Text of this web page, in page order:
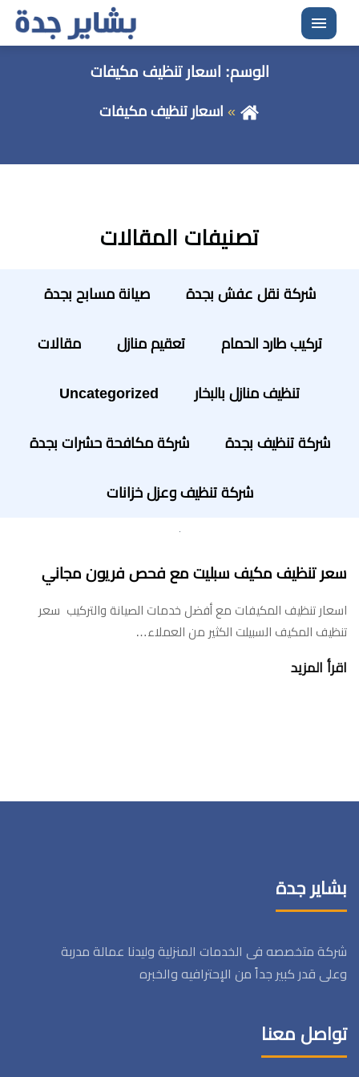
القائمة
الوسم: اسعار تنظيف مكيفات
اسعار تنظيف مكيفات
تصنيفات المقالات
شركة نقل عفش بجدة صيانة مسابح بجدة
تركيب طارد الحمام تعقيم منازل مقالات
تنظيف منازل بالبخار Uncategorized
شركة تنظيف بجدة شركة مكافحة حشرات بجدة
شركة تنظيف وعزل خزانات
سعر تنظيف مكيف سبليت مع فحص فريون مجاني
اسعار تنظيف المكيفات مع أفضل خدمات الصيانة والتركيب سعر
تنظيف المكيف السبيلت الكثير من العملاء…
اقرأ المزيد
بشاير جدة
شركة متخصصه فى الخدمات المنزلية وليدنا عمالة مدربة
وعلى قدر كبير جداً من الإحترافيه والخبره
تواصل معنا